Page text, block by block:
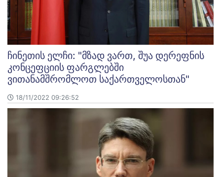
ჩინეთის ელჩი: "მზად ვართ, შუა დერეფნის
კონცეფციის ფარგლებში
ვითანამშრომლოთ საქართველოსთან"
18/11/2022 09:26:52